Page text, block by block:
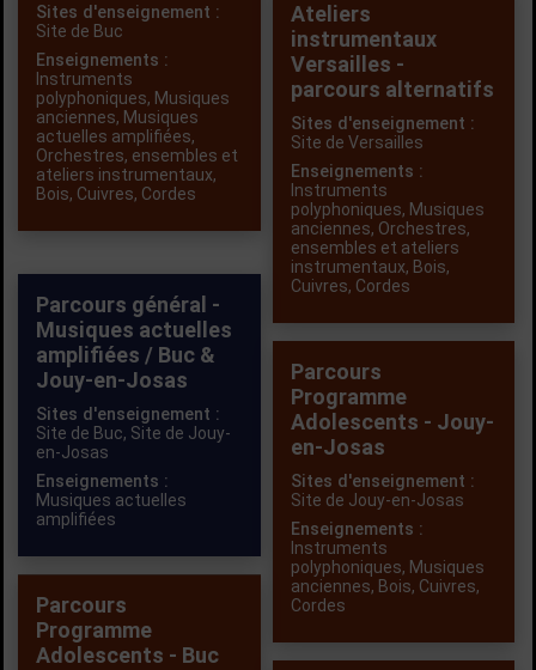
Sites d'enseignement :
Site de Buc
Enseignements :
Instruments
polyphoniques, Musiques
anciennes, Musiques
actuelles amplifiées,
Orchestres, ensembles et
ateliers instrumentaux,
Bois, Cuivres, Cordes
Ateliers
instrumentaux
Versailles -
parcours alternatifs
Sites d'enseignement :
Site de Versailles
Enseignements :
Instruments
polyphoniques, Musiques
anciennes, Orchestres,
ensembles et ateliers
instrumentaux, Bois,
Cuivres, Cordes
Parcours général -
Musiques actuelles
amplifiées / Buc &
Jouy-en-Josas
Sites d'enseignement :
Site de Buc, Site de Jouy-
en-Josas
Enseignements :
Musiques actuelles
amplifiées
Parcours
Programme
Adolescents - Jouy-
en-Josas
Sites d'enseignement :
Site de Jouy-en-Josas
Enseignements :
Instruments
polyphoniques, Musiques
anciennes, Bois, Cuivres,
Cordes
Parcours
Programme
Adolescents - Buc